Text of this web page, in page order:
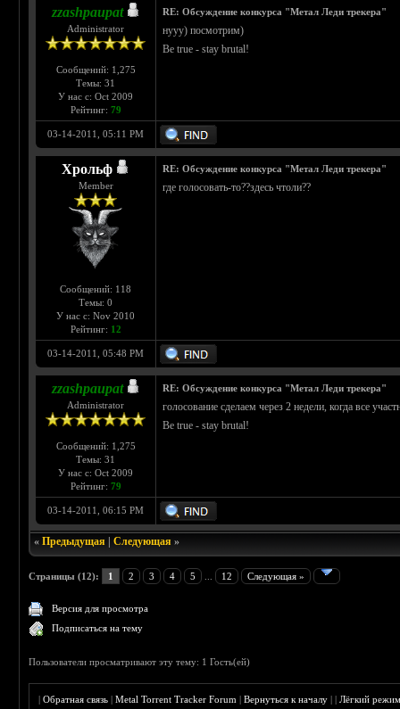
zzashpaupat
Administrator
Сообщений: 1,275
Темы: 31
У нас с: Oct 2009
Рейтинг: 79
RE: Обсуждение конкурса "Метал Леди трекера"
нууу) посмотрим)
Be true - stay brutal!
03-14-2011, 05:11 PM
Хрольф
Member
Сообщений: 118
Темы: 0
У нас с: Nov 2010
Рейтинг: 12
RE: Обсуждение конкурса "Метал Леди трекера"
где голосовать-то??здесь чтоли??
03-14-2011, 05:48 PM
zzashpaupat
Administrator
Сообщений: 1,275
Темы: 31
У нас с: Oct 2009
Рейтинг: 79
RE: Обсуждение конкурса "Метал Леди трекера"
голосование сделаем через 2 недели, когда все
Be true - stay brutal!
03-14-2011, 06:15 PM
«Предыдущая |Следующая »
Страницы (12): 1 2 3 4 5 12 Следующая »
Версия для просмотра
Подписаться на тему
Пользователи просматривают эту тему: 1 Гость(ей)
|Обратная связь |Metal Torrent Tracker Forum |Вернуться к началу ||Лёгкий